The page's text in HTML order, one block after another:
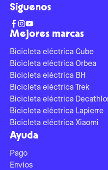
Mejores marcas
Bicicleta eléctrica Cube
Bicicleta eléctrica Orbea
Bicicleta eléctrica BH
Bicicleta eléctrica Trek
Bicicleta eléctrica
Bicicleta eléctrica Lapierre
Bicicleta eléctrica Xiaomi
Ayuda
Pago
Envíos
Síguenos